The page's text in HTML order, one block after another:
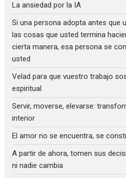
La ansiedad por la IA
Si una persona adopta antes que
las cosas que usted termina
cierta manera, esa persona se
usted
Velad para que vuestro trabajo
espiritual
Servir, moverse, elevarse:
interior
El amor no se encuentra, se
A partir de ahora, tomen sus
ni nadie cambia